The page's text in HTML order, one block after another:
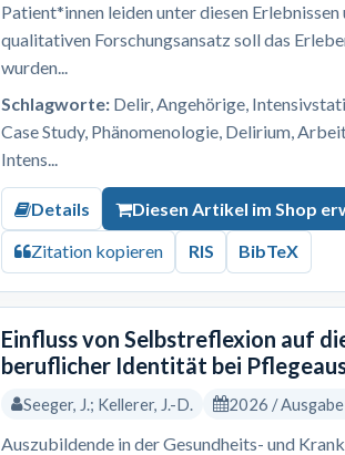
Patient*innen leiden unter diesen
qualitativen Forschungsansatz soll das
wurden...
Schlagworte: Delir, Angehörige,
Case Study, Phänomenologie, Delirium,
Intens...
Details Diesen Artikel im Shop
Zitation kopieren RIS BibTeX
Einfluss von Selbstreflexion auf
beruflicher Identität bei
Seeger, J.; Kellerer, J.-D. 2026 /
Auszubildende in der Gesundheits- und